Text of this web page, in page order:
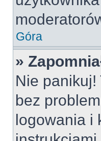
Góra
»
Nie panikuj!
bez
logowania i